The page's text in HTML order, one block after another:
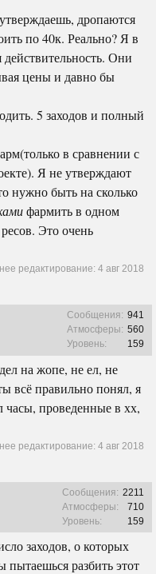
дропаются
по 40к. Реально? Я в
Они
цены и давно бы
5 заходов и полный
в сравнении с
Я не утверждают
нужно быть на сколько
фармить в одном
Это очень
редактирование: 4 авг 2018
Сообщения: 941
Атмосферы: 560
Уровень:
159
на жопе, не ел, не
всё правильно понял, я
часы, проведенные в хх,
редактирование: 4 авг 2018
Сообщения: 2211
Атмосферы:
710
Уровень:
159
заходов, о которых
пытаешься разбить этот